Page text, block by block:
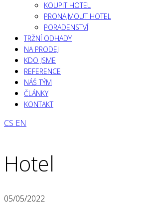
KOUPIT HOTEL
PRONAJMOUT HOTEL
PORADENSTVÍ
TRŽNÍ ODHADY
NA PRODEJ
KDO JSME
REFERENCE
NÁŠ TÝM
ČLÁNKY
KONTAKT
CS EN
Hotel
05/05/2022